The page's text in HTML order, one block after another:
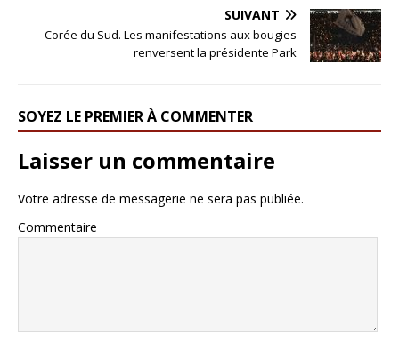
SUIVANT
Corée du Sud. Les manifestations aux bougies
renversent la présidente Park
SOYEZ LE PREMIER À COMMENTER
Laisser un commentaire
Votre adresse de messagerie ne sera pas publiée.
Commentaire